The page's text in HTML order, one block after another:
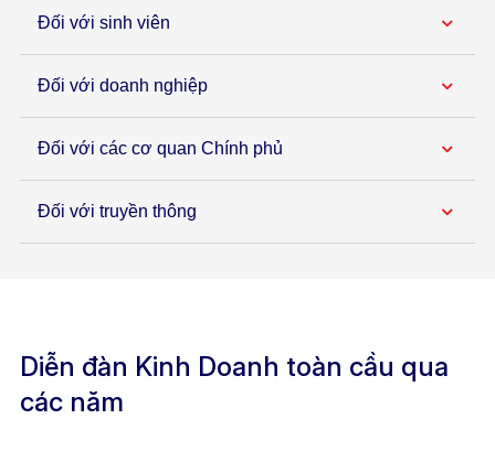
Đối với sinh viên
Đối với doanh nghiệp
Đối với các cơ quan Chính phủ
Đối với truyền thông
Diễn đàn Kinh Doanh toàn cầu qua
các năm​